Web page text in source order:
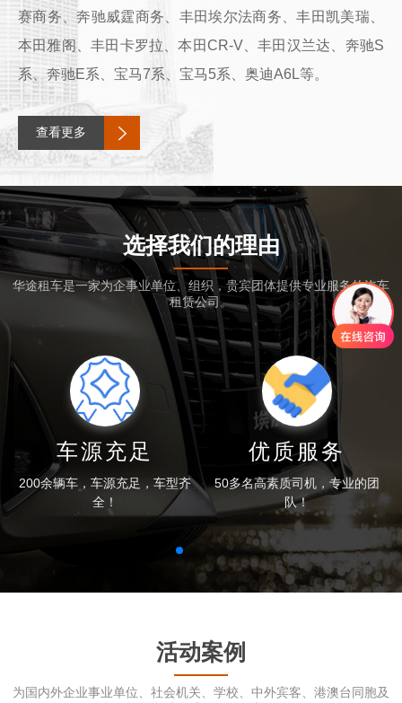
赛商务、奔驰威霆商务、丰田埃尔法商务、丰田凯美瑞、
本田雅阁、丰田卡罗拉、本田CR-V、丰田汉兰达、奔驰S
系、奔驰E系、宝马7系、宝马5系、奥迪A6L等。
查看更多
选择我们的理由
华途租车是一家为企事业单位、组织，贵宾团体提供专业服务的汽车
租赁公司。
车源充足
200余辆车，车源充足，车型齐
全！
优质服务
50多名高素质司机，专业的团
队！
活动案例
为国内外企业事业单位、社会机关、学校、中外宾客、港澳台同胞及